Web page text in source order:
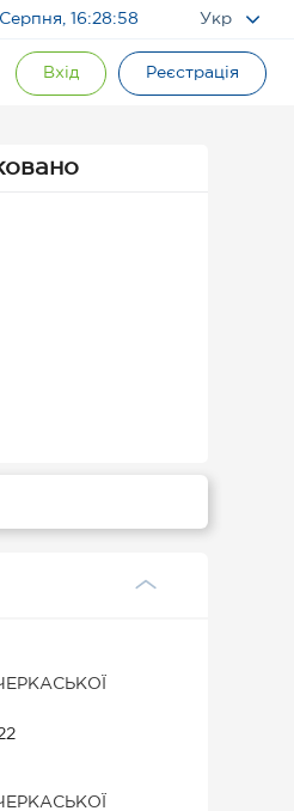
16:28:59 Укр
Вхід Реєстрація